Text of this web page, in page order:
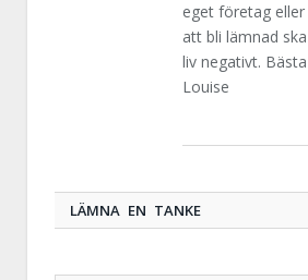
eget företag
att bli lämnad
liv negativt.
Louise
LÄMNA EN TANKE